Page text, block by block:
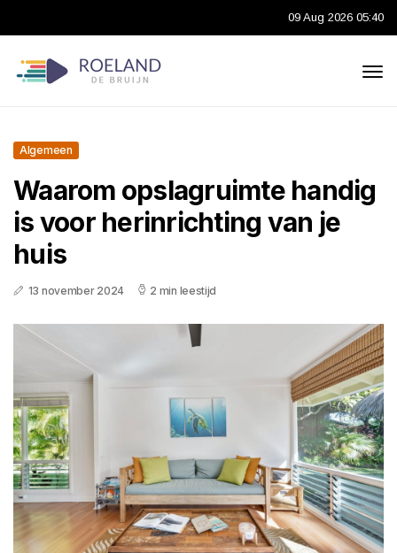
09 Aug 2026 05:40
Algemeen
Waarom opslagruimte handig
is voor herinrichting van je
huis
13 november 2024 2 min leestijd